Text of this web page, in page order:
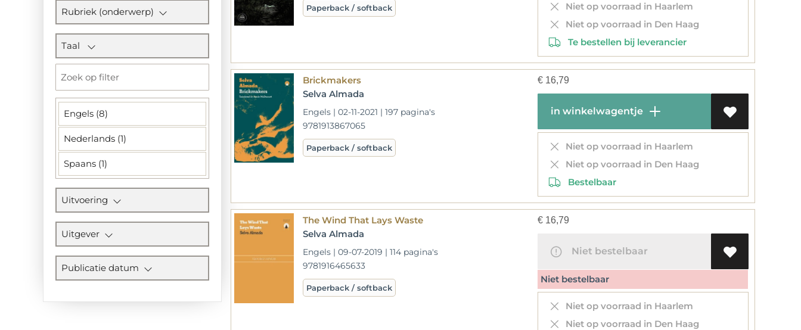
Rubriek (onderwerp)
Taal
Engels (8)
Nederlands (1)
Spaans (1)
Uitvoering
Uitgever
Publicatie datum
Paperback / softback
Niet op voorraad in Haarlem
Niet op voorraad in Den Haag
Te bestellen bij leverancier
Brickmakers
Selva Almada
Engels | 02-11-2021 | 197 pagina's
9781913867065
Paperback / softback
€ 16,79
in winkelwagentje
Niet op voorraad in Haarlem
Niet op voorraad in Den Haag
Bestelbaar
The Wind That Lays Waste
Selva Almada
Engels | 09-07-2019 | 114 pagina's
9781916465633
Paperback / softback
€ 16,79
Niet bestelbaar
Niet bestelbaar
Niet op voorraad in Haarlem
Niet op voorraad in Den Haag